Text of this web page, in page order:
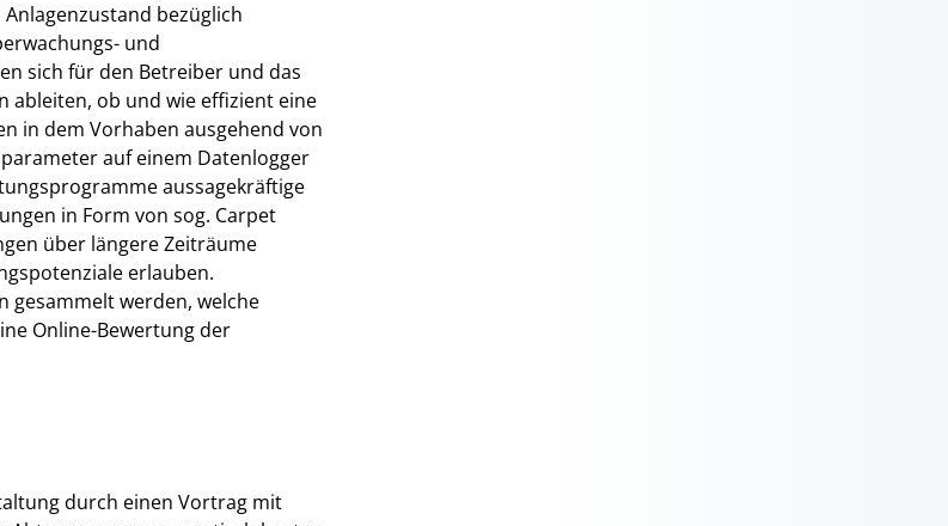
bezüglich
und
sich für den Betreiber und das
ableiten, ob und wie effizient eine
in dem Vorhaben ausgehend von
auf einem Datenlogger
aussagekräftige
in Form von sog. Carpet
über längere Zeiträume
erlauben.
gesammelt werden, welche
Online-Bewertung der
durch einen Vortrag mit